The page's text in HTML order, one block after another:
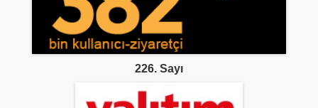
226. Sayı